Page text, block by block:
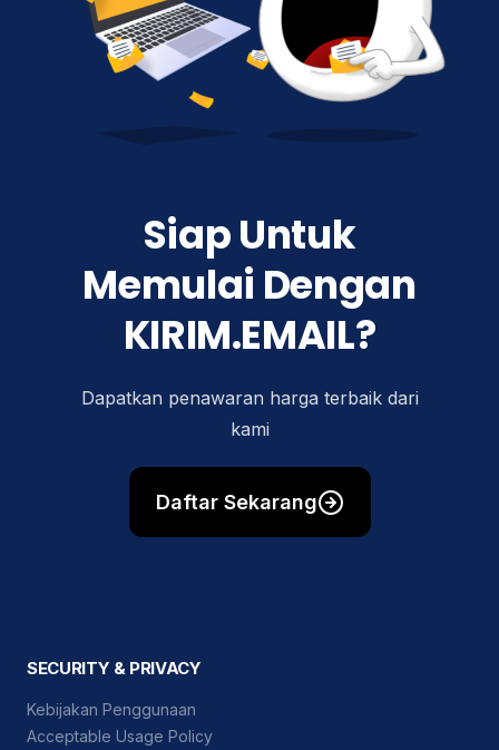
Siap Untuk
Memulai Dengan
KIRIM.EMAIL?
Dapatkan penawaran harga terbaik dari
kami
Daftar Sekarang
SECURITY & PRIVACY
Kebijakan Penggunaan
Acceptable Usage Policy